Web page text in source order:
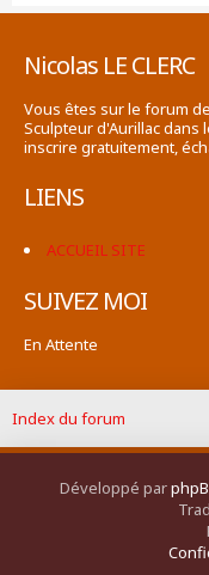
Nicolas LE CLERC
Vous êtes sur le forum de
Sculpteur d'Aurillac dans
inscrire gratuitement,
LIENS
ACCUEIL SITE
SUIVEZ MOI
En Attente
Index du forum
Développé par